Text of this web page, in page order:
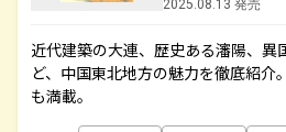
2025.08.13 発売
近代建築の大連、歴史ある瀋陽、異
ど、中国東北地方の魅力を徹底紹介
も満載。